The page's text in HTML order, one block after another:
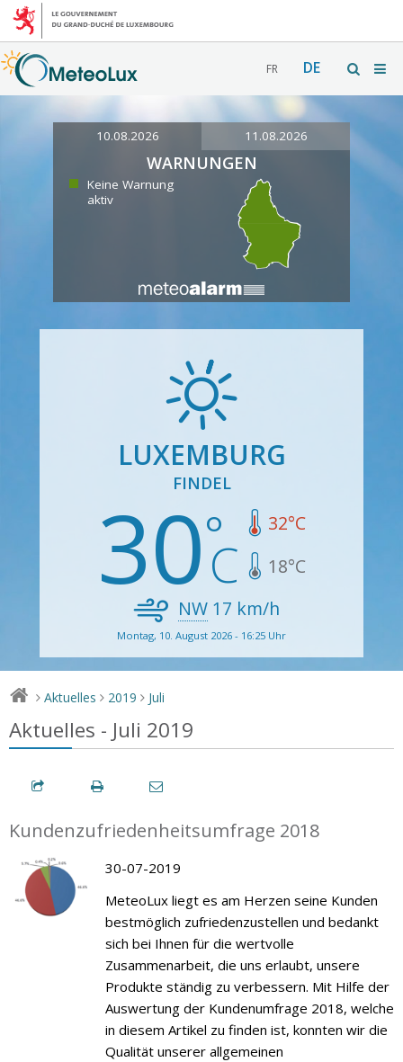
FR DE
10.08.2026 11.08.2026
WARNUNGEN
Keine Warnung
aktiv
LUXEMBURG
FINDEL
30 32°C
18°C
NW17 km/h
Montag, 10. August 2026 - 16:25 Uhr
> Aktuelles > 2019 > Juli
Aktuelles - Juli 2019
Kundenzufriedenheitsumfrage 2018
30-07-2019
MeteoLux liegt es am Herzen seine Kunden
bestmöglich zufriedenzustellen und bedankt
sich bei Ihnen für die wertvolle
Zusammenarbeit, die uns erlaubt, unsere
Produkte ständig zu verbessern. Mit Hilfe der
Auswertung der Kundenumfrage 2018, welche
in diesem Artikel zu finden ist, konnten wir die
Qualität unserer allgemeinen